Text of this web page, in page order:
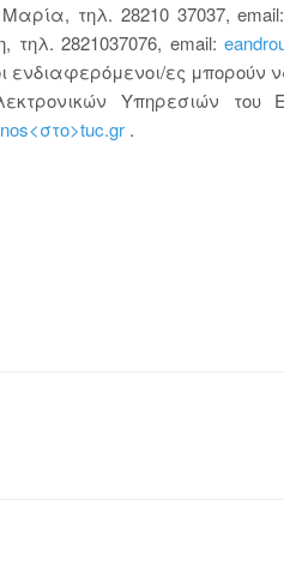
τηλ. 28210 37037, email:
2821037076, email:
ενδιαφερόμενοι/ες
Υπηρεσιών του
.